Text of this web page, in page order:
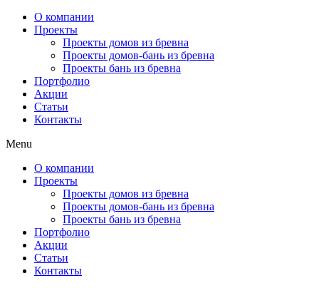
О компании
Проекты
Проекты домов из бревна
Проекты домов-бань из бревна
Проекты бань из бревна
Портфолио
Акции
Статьи
Контакты
Menu
О компании
Проекты
Проекты домов из бревна
Проекты домов-бань из бревна
Проекты бань из бревна
Портфолио
Акции
Статьи
Контакты